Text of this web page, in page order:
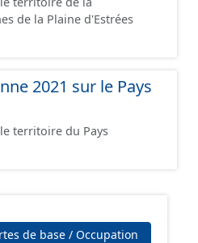
de la Plaine d'Estrées
2021 sur le Pays
territoire du Pays
de base / Occupation